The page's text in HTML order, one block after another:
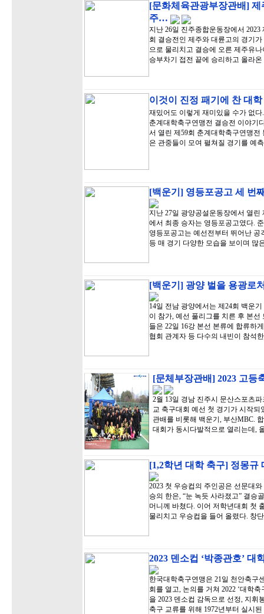
[문화체육관광부장관배]
주…
지난 26일 진주종합운동장에서
회 결승전인 제주와 대륜고의 경기
으로 물리치고 결승에 오른 제주유
승부차기 접전 끝에 승리하고 올라
이것이 진정 패기에 찬 대
재밌어도 이렇게 재미있을 수가 없
춘계대학축구연맹전 결승전 이야기
서 열린 제59회 춘계대학축구연맹
은 관중들이 모여 펼쳐질 경기를 예
[백운기] 영등포공고 세 번
지난 27일 광양공설운동장에서 열
에서 최종 승자는 영등포공고였다.
영등포공고는 예선전부터 뛰어난
등 매 경기 다양한 모습을 보이며 많
[백운기] 광양 벌을 용광로
14일 전남 광양에서는 제24회 백운
이 참가, 예선 풀리그를 치른 후 본
들은 22일 16강 본선 본류에 합류하
협회 관계자 등 다수의 내빈이 참석
[문체부장관배] 2023 고등
2월 13일 경남 진주시 문산스포츠
교 축구대회 예선 첫 경기가 시작
관배를 비롯해 백운기, 부산MBC.
대회가 동시다발적으로 열리는데,
[1,2학년 대학 축구] 정몽
2023 첫 우승컵의 주인공은 선문대
승의 한은, “눈 녹듯 사라졌고” 결승
머니께 바쳤다. 이어 저학년대회 첫
물리치고 우승컵을 들어 올렸다. 창
2023 덴소컵 ‘박종관호’
한국대학축구연맹은 21일 천안축구
회를 열고, 논의를 거쳐 2022 ‘대학
을 2023 덴소컵 감독으로 선정, 지휘
축구 교류를 위해 1972년부터 실시